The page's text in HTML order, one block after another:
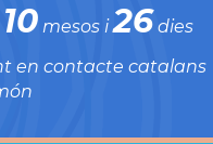
10 mesos i26 dies
en contacte catalans